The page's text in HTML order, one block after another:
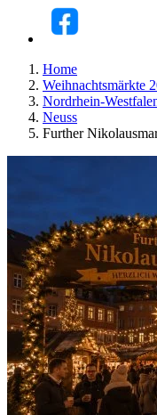
Home
Weihnachtsmärkte
Nordrhein-
Neuss
Further